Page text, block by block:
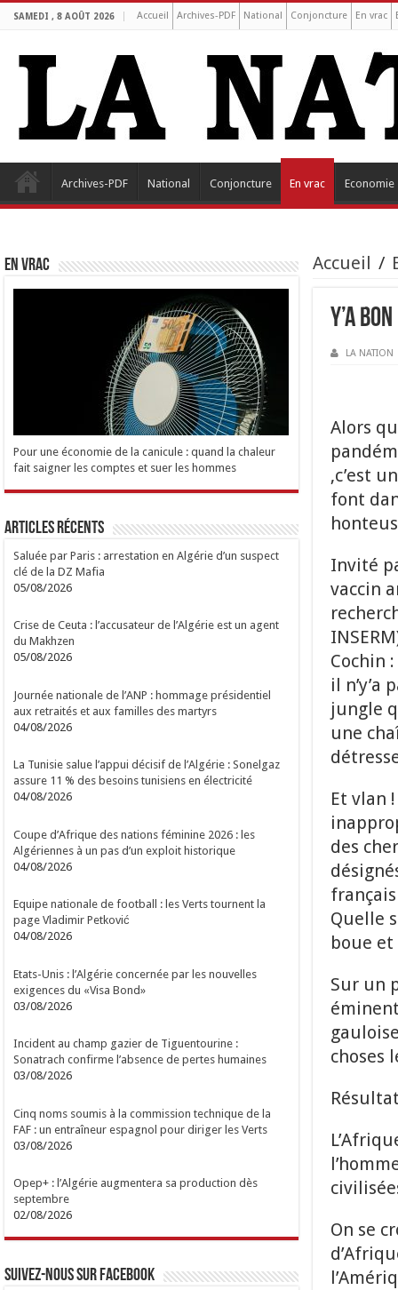
SAMEDI , 8 AOÛT 2026 Accueil Archives-PDF National Conjoncture En vrac
Archives-PDF National Conjoncture En vrac Economie
Accueil /
Y’a
LA NATION
Alors
,c’est
font
Invité
vaccin
Cochin
il
jungle
une
Et vlan
des
Quelle
boue
Sur un
choses
On se
EN VRAC
Pour une économie de la canicule : quand la chaleur
fait saigner les comptes et suer les hommes
Articles Récents
Saluée par Paris : arrestation en Algérie d’un suspect
clé de la DZ Mafia
05/08/2026
Crise de Ceuta : l’accusateur de l’Algérie est un agent
du Makhzen
05/08/2026
Journée nationale de l’ANP : hommage présidentiel
aux retraités et aux familles des martyrs
04/08/2026
La Tunisie salue l’appui décisif de l’Algérie : Sonelgaz
assure 11 % des besoins tunisiens en électricité
04/08/2026
Coupe d’Afrique des nations féminine 2026 : les
Algériennes à un pas d’un exploit historique
04/08/2026
Equipe nationale de football : les Verts tournent la
page Vladimir Petković
04/08/2026
Etats-Unis : l’Algérie concernée par les nouvelles
exigences du «Visa Bond»
03/08/2026
Incident au champ gazier de Tiguentourine :
Sonatrach confirme l’absence de pertes humaines
03/08/2026
Cinq noms soumis à la commission technique de la
FAF : un entraîneur espagnol pour diriger les Verts
03/08/2026
Opep+ : l’Algérie augmentera sa production dès
septembre
02/08/2026
Suivez-nous sur Facebook